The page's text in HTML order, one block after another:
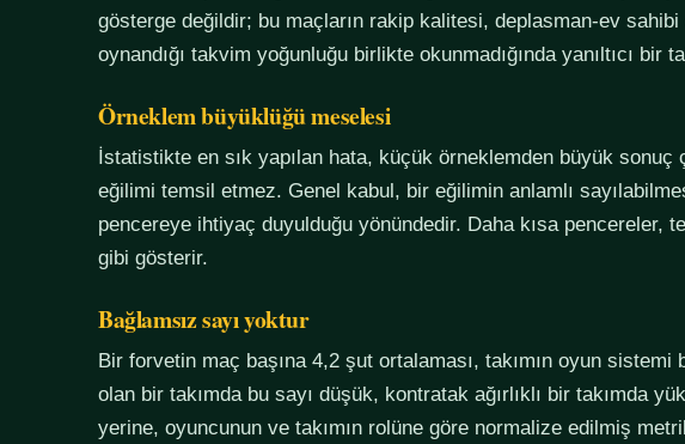
gösterge değildir; bu maçların rakip kalitesi, deplasman-ev sahibi
oynandığı takvim yoğunluğu birlikte okunmadığında yanıltıcı bir
Örneklem büyüklüğü meselesi
İstatistikte en sık yapılan hata, küçük örneklemden büyük sonuç
eğilimi temsil etmez. Genel kabul, bir eğilimin anlamlı
pencereye ihtiyaç duyulduğu yönündedir. Daha kısa pencereler,
gibi gösterir.
Bağlamsız sayı yoktur
Bir forvetin maç başına 4,2 şut ortalaması, takımın oyun
olan bir takımda bu sayı düşük, kontratak ağırlıklı bir takımda
yerine, oyuncunun ve takımın rolüne göre normalize edilmiş